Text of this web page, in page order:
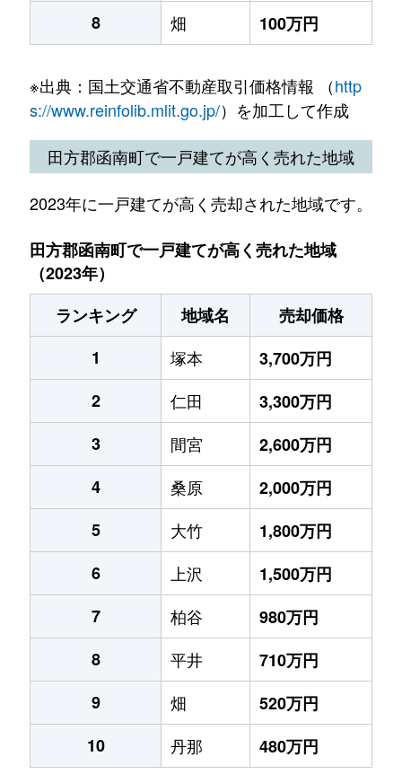
8
畑 100万円
※出典：国土交通省不動産取引価格情報 （http
s://www.reinfolib.mlit.go.jp/）を加工して作成
田方郡函南町で一戸建てが高く売れた地域
2023年に一戸建てが高く売却された地域です。
田方郡函南町で一戸建てが高く売れた地域
（2023年）
ランキング
地域名
売却価格
1
塚本
3,700万円
2
仁田
3,300万円
3
間宮
2,600万円
4
桑原
2,000万円
5
大竹
1,800万円
6
上沢
1,500万円
7
柏谷
980万円
8
平井
710万円
9
畑
520万円
10
丹那 480万円